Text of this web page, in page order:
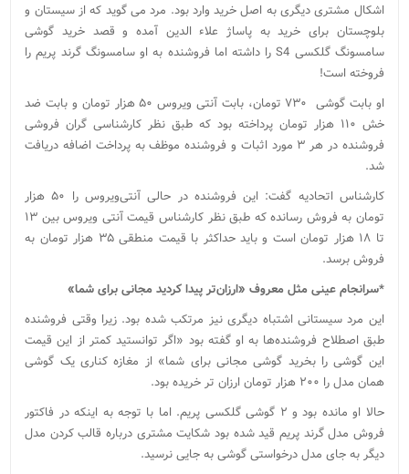
اشکال مشتری دیگری به اصل خرید وارد بود. مرد می گوید که از سیستان و
بلوچستان برای خرید به پاساژ علاء الدین آمده و قصد خرید گوشی
سامسونگ گلکسی S4 را داشته اما فروشنده به او سامسونگ گرند پریم را
فروخته است!
او بابت گوشی ۷۳۰ تومان، بابت آنتی ویروس ۵۰ هزار تومان و بابت ضد
خش ۱۱۰ هزار تومان پرداخته بود که طبق نظر کارشناسی گران فروشی
فروشنده در هر ۳ مورد اثبات و فروشنده موظف به پرداخت اضافه دریافت
شد.
کارشناس اتحادیه گفت: این فروشنده در حالی آنتی‌ویروس را ۵۰ هزار
تومان به فروش رسانده که طبق نظر کارشناس قیمت آنتی ویروس بین ۱۳
تا ۱۸ هزار تومان است و باید حداکثر با قیمت منطقی ۳۵ هزار تومان به
فروش برسد.
*سرانجام عینی مثل معروف «ارزان‌تر پیدا کردید مجانی برای شما»
این مرد سیستانی اشتباه دیگری نیز مرتکب شده بود. زیرا وقتی فروشنده
طبق اصطلاح فروشنده‌ها به او گفته بود «اگر توانستید کمتر از این قیمت
این گوشی را بخرید گوشی مجانی برای شما» از مغازه کناری یک گوشی
همان مدل را ۲۰۰ هزار تومان ارزان تر خریده بود.
حالا او مانده بود و ۲ گوشی گلکسی پریم. اما با توجه به اینکه در فاکتور
فروش مدل گرند پریم قید شده بود شکایت مشتری درباره قالب کردن مدل
دیگر به جای مدل درخواستی گوشی به جایی نرسید.